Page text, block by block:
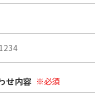
せ内容 ※必須